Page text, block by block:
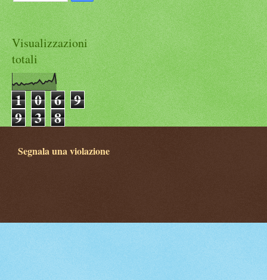
Visualizzazioni
totali
1 0 6 9
9 3 8
Segnala una violazione